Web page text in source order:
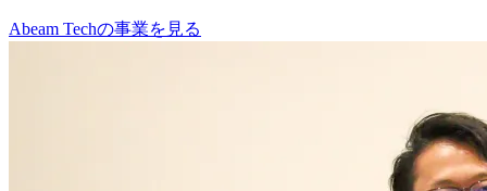
Abeam Techの事業を見る